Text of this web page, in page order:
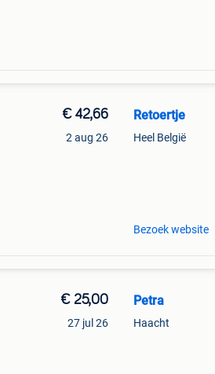
€ 42,66
2 aug 26
Retoertje
Heel België
Bezoek website
€ 25,00
27 jul 26
Petra
Haacht